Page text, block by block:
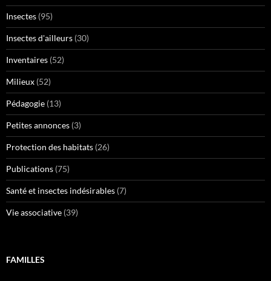
Insectes (95)
Insectes d'ailleurs (30)
Inventaires (52)
Milieux (52)
Pédagogie (13)
Petites annonces (3)
Protection des habitats (26)
Publications (75)
Santé et insectes indésirables (7)
Vie associative (39)
FAMILLES